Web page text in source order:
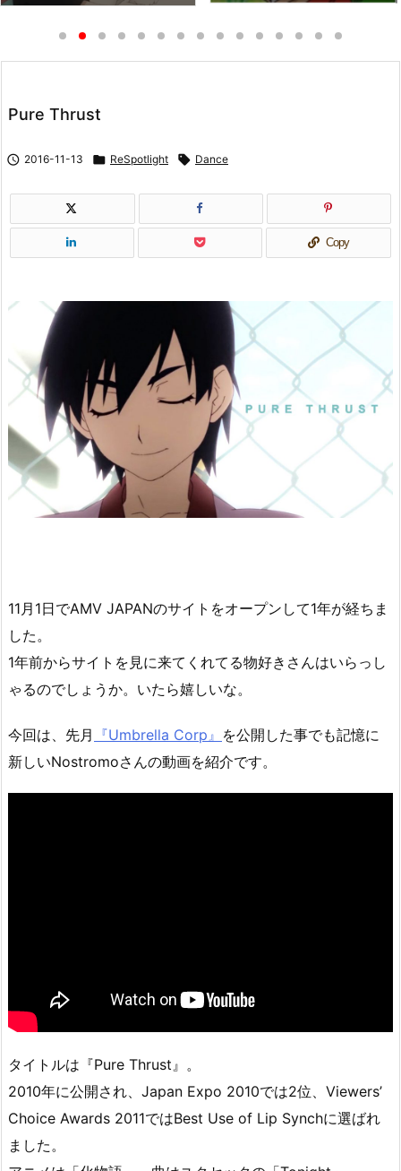
Pure Thrust
 2016-11-13  ReSpotlight  Dance
Copy
11月1日でAMV JAPANのサイトをオープンして1年が経ちま
した。
1年前からサイトを見に来てくれてる物好きさんはいらっし
ゃるのでしょうか。いたら嬉しいな。
今回は、先月 『Umbrella Corp』 を公開した事でも記憶に
新しいNostromoさんの動画を紹介です。
タイトルは『Pure Thrust』。
2010年に公開され、Japan Expo 2010では2位、Viewers’
Choice Awards 2011ではBest Use of Lip Synchに選ばれ
ました。